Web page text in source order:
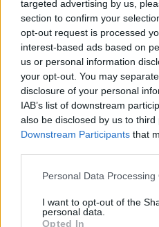
targeted advertising by us,
section to confirm your
opt-out request is processed
interest-based ads based on
us or personal information
your opt-out. You may
disclosure of your personal
IAB’s list of downstream
also be disclosed by us to third
Downstream Participants that
Please note that this website/
not limited to your visit or
grant or deny consent to
Personal Data Processing
I want to opt-out of the
personal data.
Opted In
LEGFRISSEBB
Országos hírek
Aktuális
Paks II.: